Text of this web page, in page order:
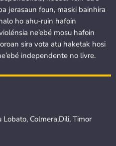
jerasaun foun, maski bainhira
ho ahu-ruin hafoin
ne’ebé mosu hafoin
sira vota atu haketak hosi
independente no livre.
Colmera,Dili, Timor